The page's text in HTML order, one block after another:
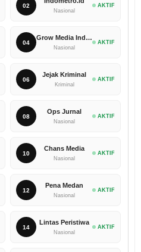
02
Nasional
AKTIF
04
Grow Media Indonesia
Nasional
AKTIF
06
Jejak Kriminal
Kriminal
AKTIF
08
Ops Jurnal
Nasional
AKTIF
10
Chans Media
Nasional
AKTIF
12
Pena Medan
Nasional
AKTIF
14
Lintas Peristiwa
Nasional
AKTIF